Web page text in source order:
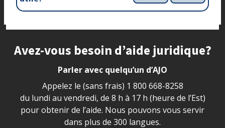
Site footer
Avez-vous besoin d’aide juridique?
Parler avec quelqu’un d’AJO
Appelez le (sans frais) 1 800 668-8258
du lundi au vendredi, de 8 h à 17 h (heure de l’Est)
pour obtenir de l’aide. Nous pouvons vous servir
dans plus de 300 langues.